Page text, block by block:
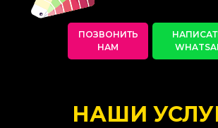
ПОЗВОНИТЬ
НАМ
НАШИ